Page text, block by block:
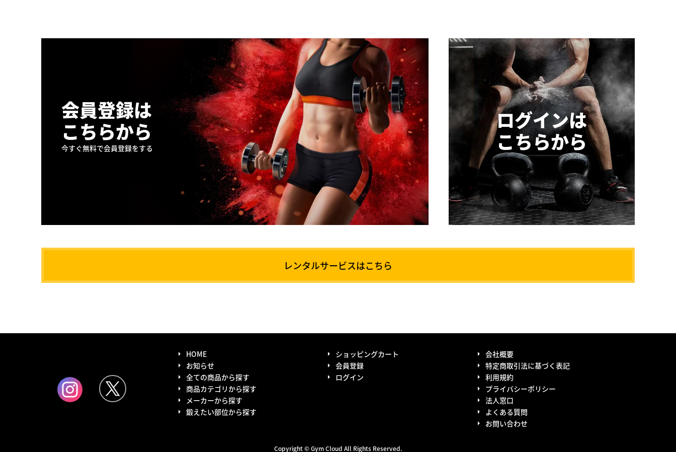
会員登録は
こちらから
今すぐ無料で会員登録をする
ログインは
こちらから
レンタルサービスはこちら
HOME
お知らせ
全ての商品から探す
商品カテゴリから探す
メーカーから探す
鍛えたい部位から探す
ショッピングカート
会員登録
ログイン
会社概要
特定商取引法に基づく表記
利用規約
プライバシーポリシー
法人窓口
よくある質問
お問い合わせ
Copyright © Gym Cloud All Rights Reserved.